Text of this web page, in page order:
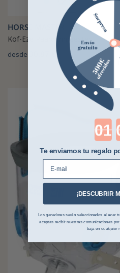
HORSE MASTER
Kof-Eze Paardenmeester
desde
Te enviamos tu regalo
E-mail
¡DESCUBRIR
Los ganadores serán seleccionados al azar
aceptas recibir nuestras comunicaciones
baja en cualquier